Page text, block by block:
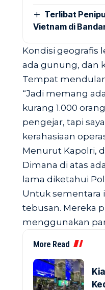
Terlibat
Vietnam di
Kondisi geografis
ada gunung, dan
Tempat
“Jadi memang
kurang 1.000
pengejar, tapi
kerahasiaan
Menurut Kapolri,
Dimana di atas
lama diketahui
Untuk sementara
tebusan. Mereka
menggunakan
More Read